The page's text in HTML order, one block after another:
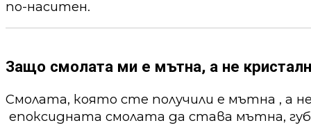
по-наситен.
Защо смолата ми е мътна, а не
Смолата, която сте получили е мътна , а
епоксидната смолата да става мътна,